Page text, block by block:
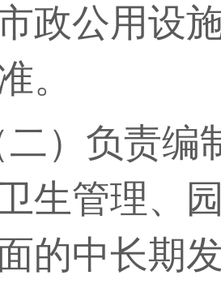
政公用设
。
二）负责
生管理、
的中长期